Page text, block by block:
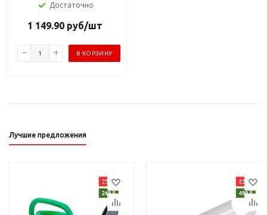
Достаточно
1 149.90 руб/шт
В КОРЗИНУ
Лучшие предложения